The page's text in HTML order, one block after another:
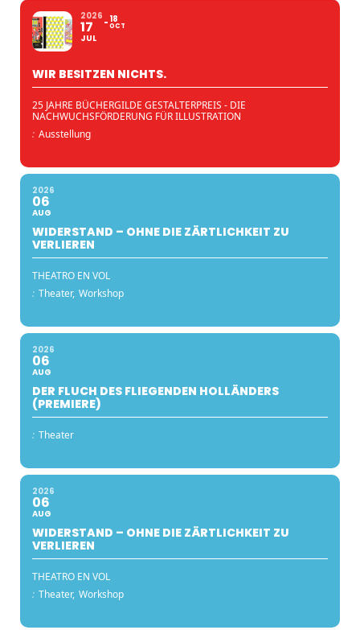
2026
17
JUL
18
OCT
WIR BESITZEN NICHTS.
25 JAHRE BÜCHERGILDE GESTALTERPREIS - DIE
NACHWUCHSFÖRDERUNG FÜR ILLUSTRATION
: Ausstellung
2026
06
AUG
WIDERSTAND – OHNE DIE ZÄRTLICHKEIT ZU
VERLIEREN
THEATRO EN VOL
: Theater, Workshop
2026
06
AUG
DER FLUCH DES FLIEGENDEN HOLLÄNDERS
(PREMIERE)
: Theater
2026
06
AUG
WIDERSTAND – OHNE DIE ZÄRTLICHKEIT ZU
VERLIEREN
THEATRO EN VOL
: Theater, Workshop